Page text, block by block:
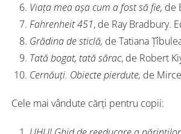
Viața mea așa cum a fost să fie, de
Fahrenheit 451, de Ray Bradbury.
Grădina de sticlă, de Tatiana
Tată bogat, tată sărac, de Robert
Cernăuți. Obiecte pierdute, de
Cele mai vândute cărți pentru copii: